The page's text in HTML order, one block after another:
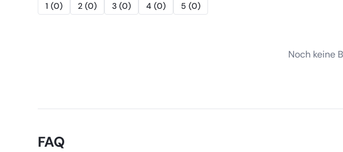
1 (0) 2 (0) 3 (0) 4 (0) 5 (0)
Noch keine
FAQ